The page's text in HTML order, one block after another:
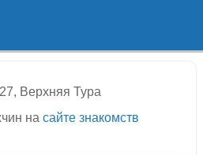
Верхняя Тура
на сайте знакомств